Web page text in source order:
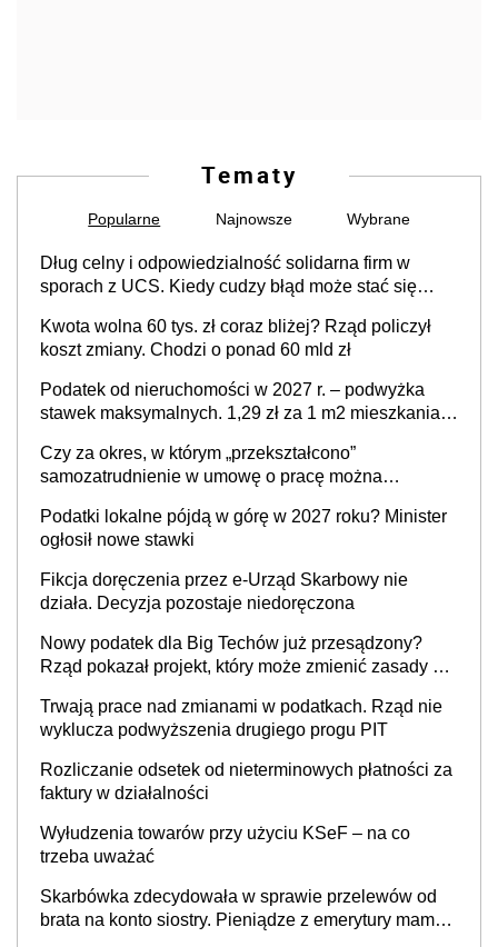
Tematy
Popularne Najnowsze Wybrane
Dług celny i odpowiedzialność solidarna firm w
sporach z UCS. Kiedy cudzy błąd może stać się
Kwota wolna 60 tys. zł coraz bliżej? Rząd policzył
koszt zmiany. Chodzi o ponad 60 mld zł
Podatek od nieruchomości w 2027 r. – podwyżka
stawek maksymalnych. 1,29 zł za 1 m2 mieszkania,
prowadzeniem działalności gospodarczej
Czy za okres, w którym „przekształcono”
samozatrudnienie w umowę o pracę można
cywilnoprawnej jedynym racjonalnym wyjściem
Podatki lokalne pójdą w górę w 2027 roku? Minister
ogłosił nowe stawki
Fikcja doręczenia przez e-Urząd Skarbowy nie
działa. Decyzja pozostaje niedoręczona
Nowy podatek dla Big Techów już przesądzony?
Rząd pokazał projekt, który może zmienić zasady gry
Trwają prace nad zmianami w podatkach. Rząd nie
wyklucza podwyższenia drugiego progu PIT
Rozliczanie odsetek od nieterminowych płatności za
faktury w działalności
Wyłudzenia towarów przy użyciu KSeF – na co
trzeba uważać
Skarbówka zdecydowała w sprawie przelewów od
brata na konto siostry. Pieniądze z emerytury mamy